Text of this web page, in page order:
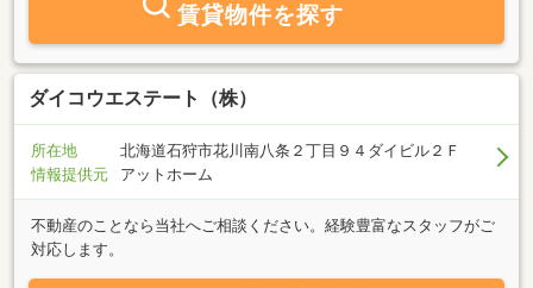
賃貸物件を探す
ダイコウエステート（株）
所在地
北海道石狩市花川南八条２丁目９４ダイビル２Ｆ
情報提供元
アットホーム
不動産のことなら当社へご相談ください。経験豊富なスタッフがご
対応します。